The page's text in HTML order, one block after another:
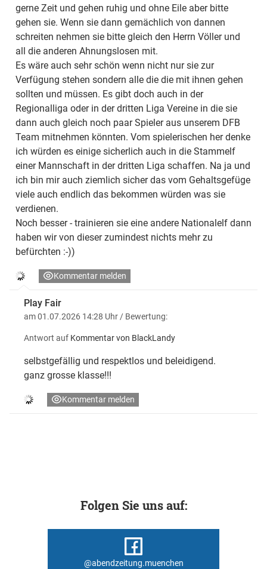
gerne Zeit und gehen ruhig und ohne Eile aber bitte
gehen sie. Wenn sie dann gemächlich von dannen
schreiten nehmen sie bitte gleich den Herrn Völler und
all die anderen Ahnungslosen mit.
Es wäre auch sehr schön wenn nicht nur sie zur
Verfügung stehen sondern alle die die mit ihnen gehen
sollten und müssen. Es gibt doch auch in der
Regionalliga oder in der dritten Liga Vereine in die sie
dann auch gleich noch paar Spieler aus unserem DFB
Team mitnehmen könnten. Vom spielerischen her denke
ich würden es einige sicherlich auch in die Stammelf
einer Mannschaft in der dritten Liga schaffen. Na ja und
ich bin mir auch ziemlich sicher das vom Gehaltsgefüge
viele auch endlich das bekommen würden was sie
verdienen.
Noch besser - trainieren sie eine andere Nationalelf dann
haben wir von dieser zumindest nichts mehr zu
befürchten :-))
Kommentar melden
Play Fair
am 01.07.2026 14:28 Uhr / Bewertung:
Antwort auf Kommentar von BlackLandy
selbstgefällig und respektlos und beleidigend.
ganz grosse klasse!!!
Kommentar melden
Folgen Sie uns auf:
@abendzeitung.muenchen